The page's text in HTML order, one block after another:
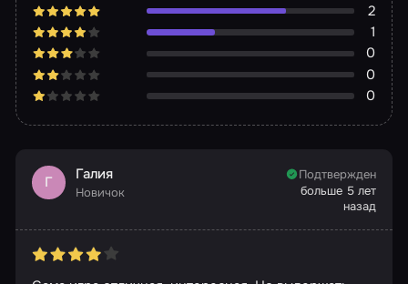
2
1
0
0
0
Г Галия
Новичок
Подтвержден
больше 5 лет
назад